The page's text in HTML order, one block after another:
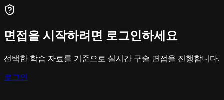
면접을 시작하려면 로그인하세요
선택한 학습 자료를 기준으로 실시간 구술 면접을 진행합니다.
로그인